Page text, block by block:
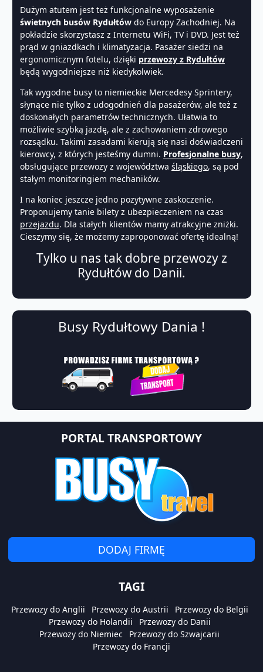
Dużym atutem jest też funkcjonalne wyposażenie
świetnych busów Rydułtów do Europy Zachodniej. Na
pokładzie skorzystasz z Internetu WiFi, TV i DVD. Jest też
prąd w gniazdkach i klimatyzacja. Pasażer siedzi na
ergonomicznym fotelu, dzięki przewozy z Rydułtów
będą wygodniejsze niż kiedykolwiek.
Tak wygodne busy to niemieckie Mercedesy Sprintery,
słynące nie tylko z udogodnień dla pasażerów, ale też z
doskonałych parametrów technicznych. Ułatwia to
możliwie szybką jazdę, ale z zachowaniem zdrowego
rozsądku. Takimi zasadami kierują się nasi doświadczeni
kierowcy, z których jesteśmy dumni. Profesjonalne busy,
obsługujące przewozy z województwa śląskiego, są pod
stałym monitoringiem mechaników.
I na koniec jeszcze jedno pozytywne zaskoczenie.
Proponujemy tanie bilety z ubezpieczeniem na czas
przejazdu. Dla stałych klientów mamy atrakcyjne zniżki.
Cieszymy się, że możemy zaproponować ofertę idealną!
Tylko u nas tak dobre przewozy z
Rydułtów do Danii.
Busy Rydułtowy Dania !
PORTAL TRANSPORTOWY
DODAJ FIRMĘ
TAGI
Przewozy do Anglii Przewozy do Austrii
Przewozy do Belgii
Przewozy do Holandii
Przewozy do Danii
Przewozy do Niemiec
Przewozy do Szwajcarii
Przewozy do Francji